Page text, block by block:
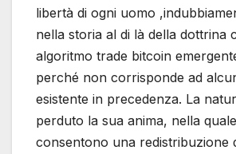
libertà di ogni uomo
nella storia al di là della dottrina
algoritmo trade bitcoin
perché non corrisponde ad
esistente in precedenza. La
perduto la sua anima, nella
consentono una redistribuzione